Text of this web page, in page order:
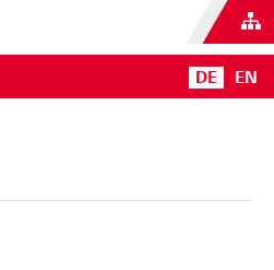
DE EN